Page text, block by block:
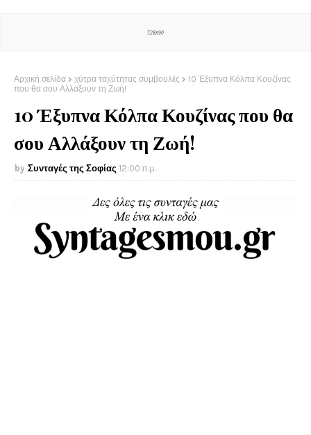
Αρχική σελίδα χύτρα ταχύτητας συμβουλές
10 Έξυπνα Κόλπα Κουζίνας
που θα σου Αλλάξουν τη Ζωή!
10 Έξυπνα Κόλπα Κουζίνας που θα
σου Αλλάξουν τη Ζωή!
Συνταγές της Σοφίας 12:00 π.μ.